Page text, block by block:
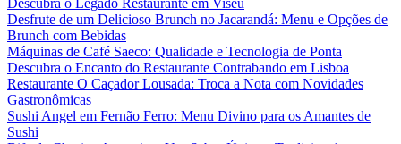
Desfrute de um Delicioso Brunch no Jacarandá: Menu e Opções de
Brunch com Bebidas
Máquinas de Café Saeco: Qualidade e Tecnologia de Ponta
Descubra o Encanto do Restaurante Contrabando em Lisboa
Restaurante O Caçador Lousada: Troca a Nota com Novidades
Gastronômicas
Sushi Angel em Fernão Ferro: Menu Divino para os Amantes de
Sushi